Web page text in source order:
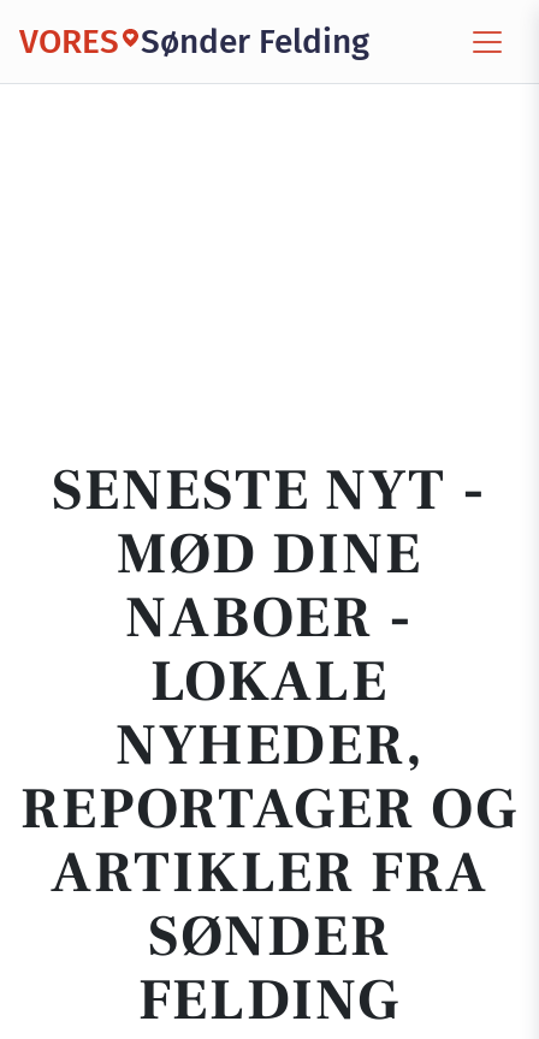
VORES Sønder Felding
SENESTE NYT -
MØD DINE
NABOER -
LOKALE
NYHEDER,
REPORTAGER OG
ARTIKLER FRA
SØNDER
FELDING